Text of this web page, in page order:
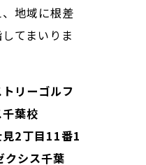
地域に根差
てまいりま
リーゴルフ
葉校
2丁目11番1
クシス千葉